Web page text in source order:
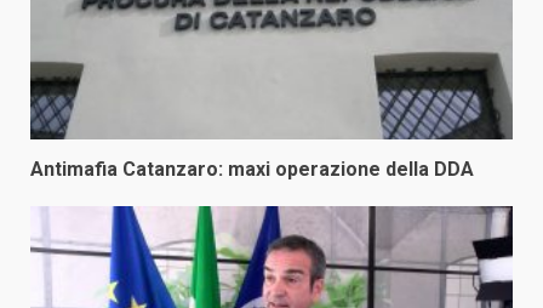
Antimafia Catanzaro: maxi operazione della DDA